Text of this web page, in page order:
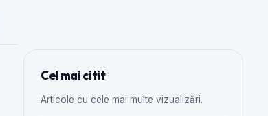
Cel mai citit
Articole cu cele mai multe vizualizări.